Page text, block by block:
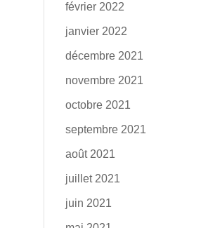
février 2022
janvier 2022
décembre 2021
novembre 2021
octobre 2021
septembre 2021
août 2021
juillet 2021
juin 2021